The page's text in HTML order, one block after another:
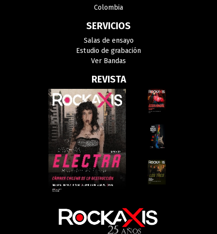
Colombia
SERVICIOS
Salas de ensayo
Estudio de grabación
Ver Bandas
REVISTA